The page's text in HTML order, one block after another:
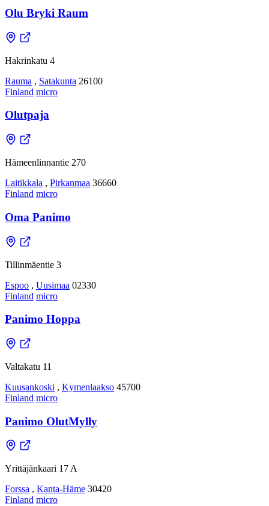
Olu Bryki Raum
Hakrinkatu 4
Rauma , Satakunta 26100
Finland micro
Olutpaja
Hämeenlinnantie 270
Laitikkala , Pirkanmaa 36660
Finland micro
Oma Panimo
Tillinmäentie 3
Espoo , Uusimaa 02330
Finland micro
Panimo Hoppa
Valtakatu 11
Kuusankoski , Kymenlaakso 45700
Finland micro
Panimo OlutMylly
Yrittäjänkaari 17 A
Forssa , Kanta-Häme 30420
Finland micro